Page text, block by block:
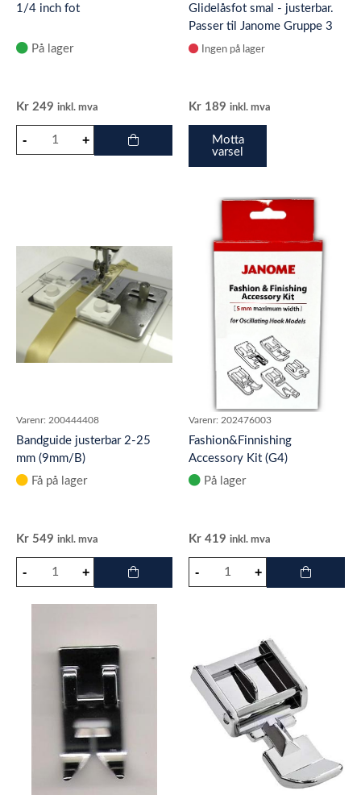
1/4 inch fot
På lager
Kr 249 inkl. mva
Glidelåsfot smal - justerbar.
Passer til Janome Gruppe 3
og 4. Passer også til H
Ingen på lager
Kr 189 inkl. mva
Motta
varsel
Varenr: 200444408
Bandguide justerbar 2-25
mm (9mm/B)
Få på lager
Kr 549 inkl. mva
Varenr: 202476003
Fashion&Finnishing
Accessory Kit (G4)
På lager
Kr 419 inkl. mva